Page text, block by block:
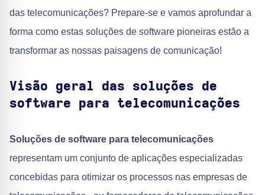
das telecomunicações? Prepare-se e vamos aprofundar a
forma como estas soluções de software pioneiras estão a
transformar as nossas paisagens de comunicação!
Visão geral das soluções de
software para telecomunicações
Soluções de software para telecomunicações
representam um conjunto de aplicações especializadas
concebidas para otimizar os processos nas empresas de